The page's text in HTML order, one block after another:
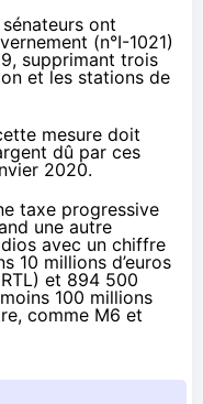
sénateurs ont
(n°I-1021)
supprimant trois
et les stations de
mesure doit
dû par ces
2020.
taxe progressive
une autre
avec un chiffre
10 millions d’euros
et 894 500
100 millions
comme M6 et